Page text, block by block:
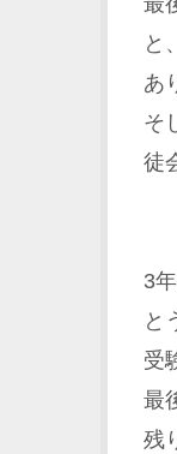
と
あ
そ
徒
3
と
受
最
残